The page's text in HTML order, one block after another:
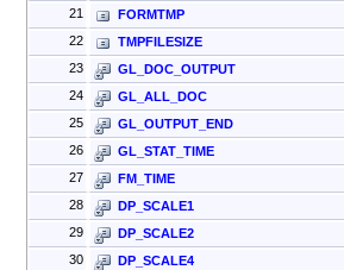
21
FORMTMP
22
TMPFILESIZE
23
GL_DOC_OUTPUT
24
GL_ALL_DOC
25
GL_OUTPUT_END
26
GL_STAT_TIME
27
FM_TIME
28
DP_SCALE1
29
DP_SCALE2
30
DP_SCALE4